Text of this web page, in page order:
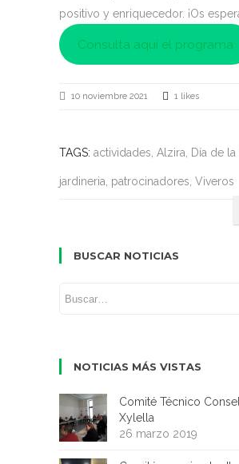
positivo y enriquecedor. ¡Os
Consulta aquí el programa
10 noviembre 2021 1 likes
TAGS: actividades, Alzira, Día de la
jardineria, patrocinadores, Viveros
BUSCAR NOTICIAS
NOTICIAS MÁS VISTAS
Comité Técnico
Xylella
26 marzo 2019